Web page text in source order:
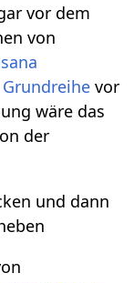
vor dem
von
Grundreihe vor
wäre das
der
und dann